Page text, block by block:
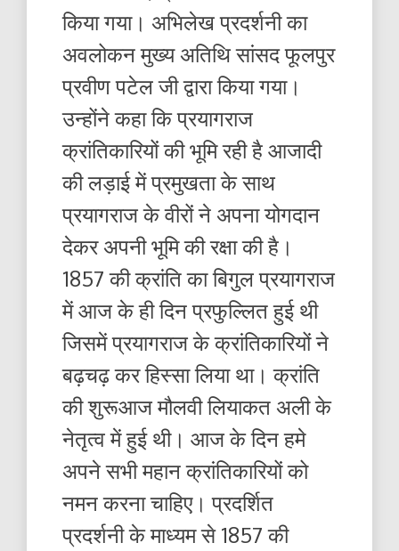
किया गया। अभिलेख प्रदर्शनी का
अवलोकन मुख्य अतिथि सांसद फूलपुर
प्रवीण पटेल जी द्वारा किया गया।
उन्होंने कहा कि प्रयागराज
क्रांतिकारियों की भूमि रही है आजादी
की लड़ाई में प्रमुखता के साथ
प्रयागराज के वीरों ने अपना योगदान
देकर अपनी भूमि की रक्षा की है।
1857 की क्रांति का बिगुल प्रयागराज
में आज के ही दिन प्रफुल्लित हुई थी
जिसमें प्रयागराज के क्रांतिकारियों ने
बढ़चढ़ कर हिस्सा लिया था। क्रांति
की शुरूआज मौलवी लियाकत अली के
नेतृत्व में हुई थी। आज के दिन हमे
अपने सभी महान क्रांतिकारियों को
नमन करना चाहिए। प्रदर्शित
प्रदर्शनी के माध्यम से 1857 की